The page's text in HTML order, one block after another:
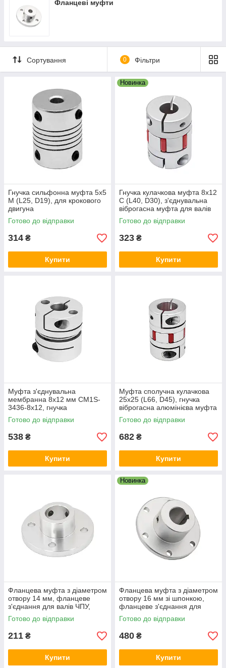
Фланцеві муфти
Сортування 0 Фільтри
Гнучка сильфонна муфта 5х5
М (L25, D19), для крокового
двигуна
Готово до відправки
314 ₴
Купити
Новинка
Гнучка кулачкова муфта 8х12
С (L40, D30), з'єднувальна
віброгасна муфта для валів
Готово до відправки
323 ₴
Купити
Муфта з'єднувальна
мембранна 8х12 мм CM1S-
3436-8x12, гнучка
безлюфтова муфта для
з'єднання валів
Готово до відправки
538 ₴
Купити
Муфта сполучна кулачкова
25х25 (L66, D45), гнучка
віброгасна алюмінієва муфта
для з'єднання валів
Готово до відправки
682 ₴
Купити
Фланцева муфта з діаметром
отвору 14 мм, фланцеве
з'єднання для валів ЧПУ,
редукторів і приводів
Готово до відправки
211 ₴
Купити
Новинка
Фланцева муфта з діаметром
отвору 16 мм зі шпонкою,
фланцеве з'єднання для
валів ЧПУ, редукторів і
приводів
Готово до відправки
480 ₴
Купити